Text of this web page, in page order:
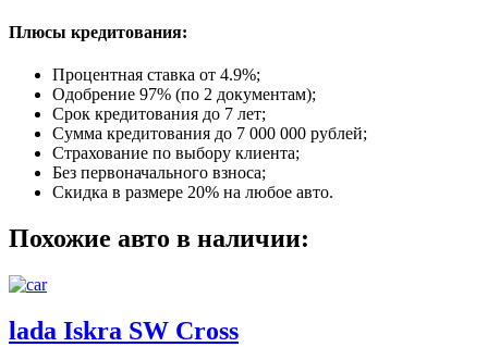
Плюсы кредитования:
Процентная ставка от 4.9%;
Одобрение 97% (по 2 документам);
Срок кредитования до 7 лет;
Сумма кредитования до 7 000 000 рублей;
Страхование по выбору клиента;
Без первоначального взноса;
Скидка в размере 20% на любое авто.
Похожие авто в наличии:
lada Iskra SW Cross